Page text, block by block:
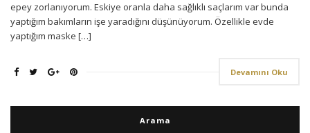
epey zorlanıyorum. Eskiye oranla daha sağlıklı saçlarım var bunda
yaptığım bakımların işe yaradığını düşünüyorum. Özellikle evde
yaptığım maske […]
Devamını Oku
Arama